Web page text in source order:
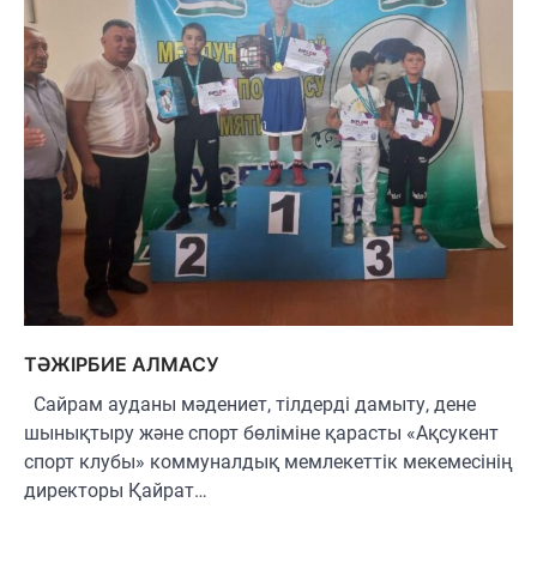
ТӘЖІРБИЕ АЛМАСУ
Сайрам ауданы мәдениет, тілдерді дамыту, дене
шынықтыру және спорт бөліміне қарасты «Ақсукент
спорт клубы» коммуналдық мемлекеттік мекемесінің
директоры Қайрат…